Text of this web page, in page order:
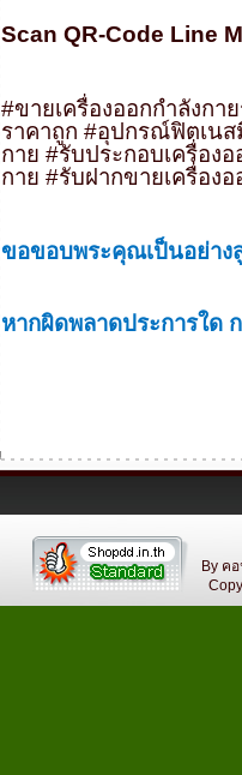
Scan QR-Code Line
#ขายเครื่องออกกำลังกา
ราคาถูก #อุปกรณ์ฟิตเนส
กาย #รับประกอบเครื่อง
กาย #รับฝากขายเครื่อง
ขอขอบพระคุณเป็นอย่าง
หากผิดพลาดประการใด
By ค